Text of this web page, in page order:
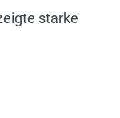
starke